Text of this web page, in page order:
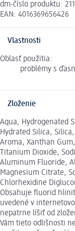
dm-číslo produktu:
EAN: 4016369656426
Vlastnosti
Oblasť použitia:
problémy s
Zloženie
Aqua, Hydrogenated
Hydrated Silica,
Aroma, Xanthan
Titanium Dioxide,
Aluminum Fluoride,
Magnesium Citrate,
Chlorhexidine
Obsahuje fluorid
uvedené v
nepatrne líšiť od
Vám tieto odlišnosti